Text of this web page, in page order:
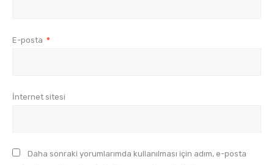
E-posta *
İnternet sitesi
Daha sonraki yorumlarımda kullanılması için adım, e-posta